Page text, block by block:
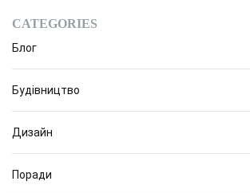
CATEGORIES
Блог
Будівництво
Дизайн
Поради